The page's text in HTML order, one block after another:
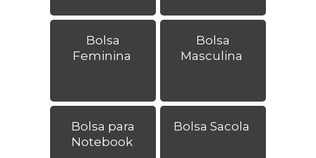
Bolsa
Feminina
Bolsa
Masculina
Bolsa para
Notebook
Bolsa Sacola